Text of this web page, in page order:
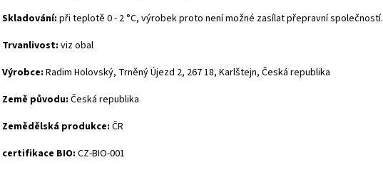
Skladování: při teplotě 0 - 2 °C, výrobek proto není možné zasílat přepravní společností.
Trvanlivost: viz obal
Výrobce: Radim Holovský, Trněný Újezd 2, 267 18, Karlštejn, Česká republika
Země původu: Česká republika
Zemědělská produkce: ČR
certifikace BIO: CZ-BIO-001